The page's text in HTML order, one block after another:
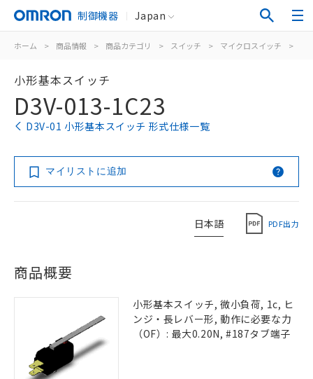
制御機器 Japan
ホーム > 商品情報 > 商品カテゴリ > スイッチ > マイクロスイッチ >
小形基本スイッチ
D3V-013-1C23
D3V-01 小形基本スイッチ 形式仕様一覧
マイリストに追加
日本語 PDF出力
商品概要
小形基本スイッチ, 微小負荷, 1c, ヒ
ンジ・長レバー形, 動作に必要な力
（OF）: 最大0.20N, #187タブ端子